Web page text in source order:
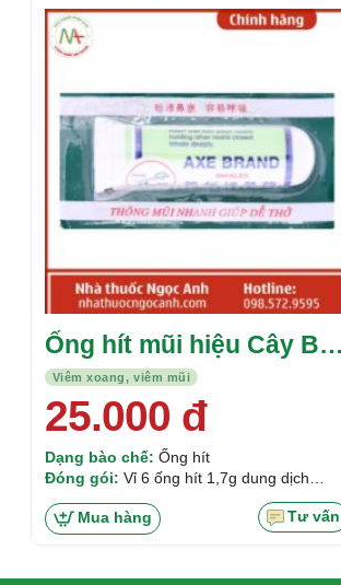
Viêm xoang, viêm mũi
Ống hít mũi hiệu Cây Búa
Axe Brand Inhaler
Được xếp
hạng
5.00
sao
25.000 đ
Dạng bào chế: Ống hít
Đóng gói: Vỉ 6 ống hít 1,7g dung dịch
thuốc
Mua hàng
Tư vấn